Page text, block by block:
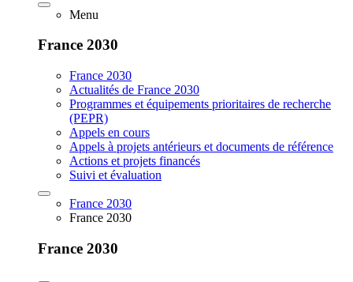
Menu
France 2030
France 2030
Actualités de France 2030
Programmes et équipements prioritaires de recherche
(PEPR)
Appels en cours
Appels à projets antérieurs et documents de référence
Actions et projets financés
Suivi et évaluation
France 2030
France 2030
France 2030